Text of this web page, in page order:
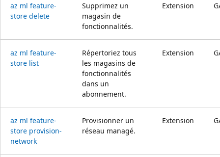
az ml feature-
store delete
Supprimez un
magasin de
fonctionnalités.
Extension
az ml feature-
store list
Répertoriez tous
les magasins de
fonctionnalités
dans un
abonnement.
Extension
az ml feature-
store provision-
network
Provisionner un
réseau managé.
Extension